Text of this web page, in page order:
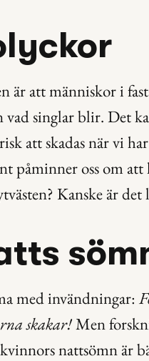
är att människor i
vad singlar blir. Det
att skadas när vi
påminner oss om
Kanske är det
med invändningar:
skakar! Men
nattsömn är